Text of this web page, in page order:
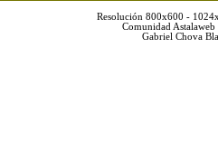
Resolución 800x600 -
Comunidad
Gabriel Chova